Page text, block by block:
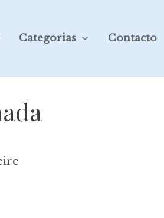
Categorias Contacto